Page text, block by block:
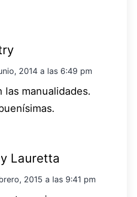
2014 a las 6:49 pm
las manualidades.
Lauretta
2015 a las 9:41 pm